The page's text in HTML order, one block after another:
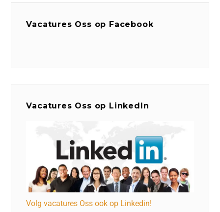
Vacatures Oss op Facebook
Vacatures Oss op LinkedIn
Volg vacatures Oss ook op Linkedin!